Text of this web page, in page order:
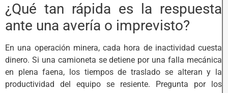
¿Qué tan rápida es la respuesta
ante una avería o imprevisto?
En una operación minera, cada hora de inactividad cuesta
dinero. Si una camioneta se detiene por una falla mecánica
en plena faena, los tiempos de traslado se alteran y la
productividad del equipo se resiente. Pregunta por los